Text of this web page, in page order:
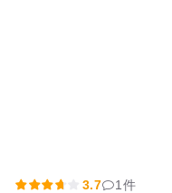
3.7
1件